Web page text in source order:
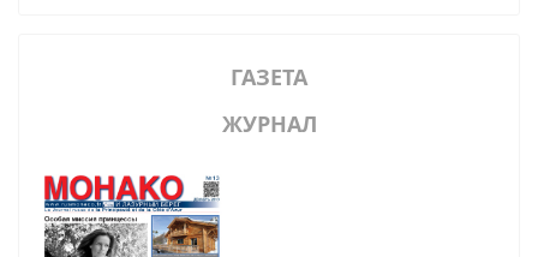
ГАЗЕТА
ЖУРНАЛ